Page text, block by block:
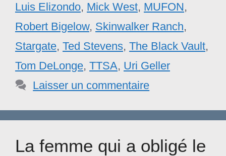
Luis Elizondo, Mick West, MUFON,
Robert Bigelow, Skinwalker Ranch,
Stargate, Ted Stevens, The Black Vault,
Tom DeLonge, TTSA, Uri Geller
Laisser un commentaire
La femme qui a obligé le